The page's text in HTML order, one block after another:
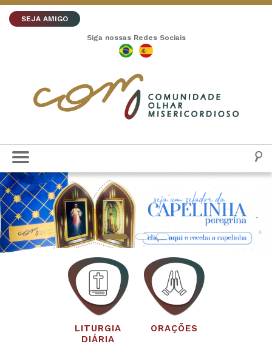
SEJA AMIGO
Siga nossas Redes Sociais
LITURGIA
DIÁRIA
ORAÇÕES